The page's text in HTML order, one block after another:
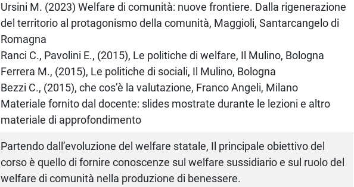
Ursini M. (2023) Welfare di comunità: nuove frontiere. Dalla rigenerazione
del territorio al protagonismo della comunità, Maggioli, Santarcangelo di
Romagna
Ranci C., Pavolini E., (2015), Le politiche di welfare, Il Mulino, Bologna
Ferrera M., (2015), Le politiche di sociali, Il Mulino, Bologna
Bezzi C., (2015), che cos’è la valutazione, Franco Angeli, Milano
Materiale fornito dal docente: slides mostrate durante le lezioni e altro
materiale di approfondimento
Partendo dall’evoluzione del welfare statale, Il principale obiettivo del
corso è quello di fornire conoscenze sul welfare sussidiario e sul ruolo del
welfare di comunità nella produzione di benessere.